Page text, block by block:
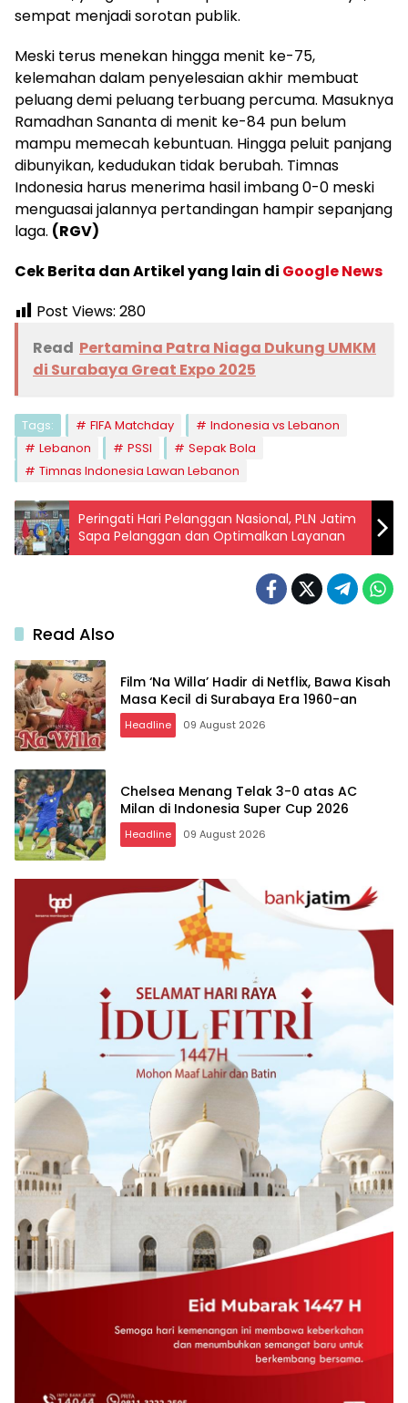
sempat menjadi sorotan publik.
Meski terus menekan hingga menit ke-75,
kelemahan dalam penyelesaian akhir membuat
peluang demi peluang terbuang percuma. Masuknya
Ramadhan Sananta di menit ke-84 pun belum
mampu memecah kebuntuan. Hingga peluit panjang
dibunyikan, kedudukan tidak berubah. Timnas
Indonesia harus menerima hasil imbang 0-0 meski
menguasai jalannya pertandingan hampir sepanjang
laga. (RGV)
Cek Berita dan Artikel yang lain di Google News
Post Views: 280
Read Pertamina Patra Niaga Dukung UMKM
di Surabaya Great Expo 2025
Tags: FIFA Matchday
Indonesia vs Lebanon
Lebanon
PSSI
Sepak Bola
Timnas Indonesia Lawan Lebanon
Peringati Hari Pelanggan Nasional, PLN Jatim
Sapa Pelanggan dan Optimalkan Layanan
Read Also
Film ‘Na Willa’ Hadir di Netflix, Bawa Kisah
Masa Kecil di Surabaya Era 1960-an
Headline 09 August 2026
Chelsea Menang Telak 3-0 atas AC
Milan di Indonesia Super Cup 2026
Headline 09 August 2026